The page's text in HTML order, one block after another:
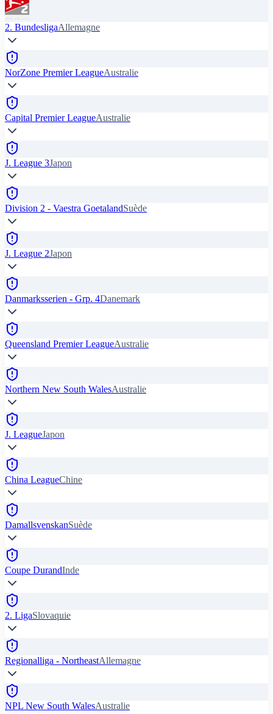
2. BundesligaAllemagne
NorZone Premier LeagueAustralie
Capital Premier LeagueAustralie
J. League 3Japon
Division 2 - Vaestra GoetalandSuède
J. League 2Japon
Danmarksserien - Grp. 4Danemark
Queensland Premier LeagueAustralie
Northern New South WalesAustralie
J. LeagueJapon
China LeagueChine
DamallsvenskanSuède
Coupe DurandInde
2. LigaSlovaquie
Regionalliga - NortheastAllemagne
NPL New South WalesAustralie